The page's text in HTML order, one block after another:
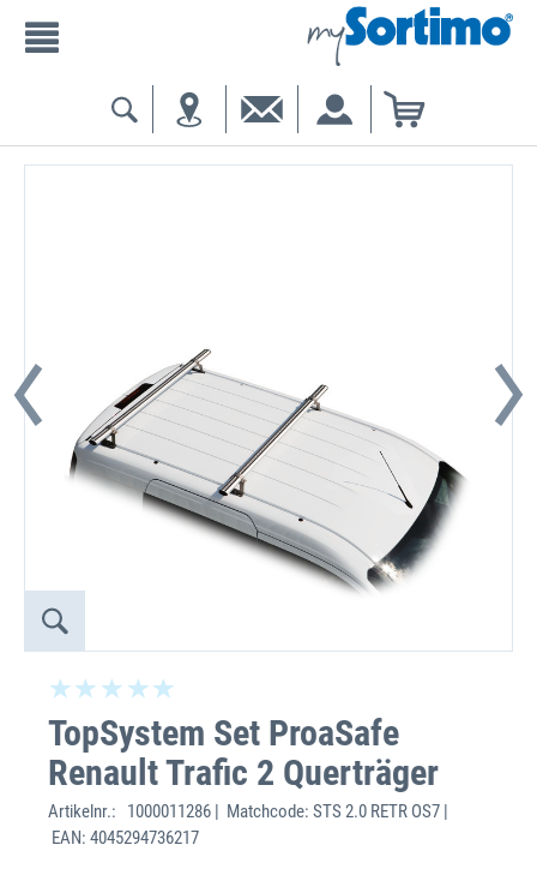
TopSystem Set ProaSafe
Renault Trafic 2 Querträger
Artikelnr.:
1000011286 | Matchcode: STS 2.0 RETR OS7 |
EAN: 4045294736217